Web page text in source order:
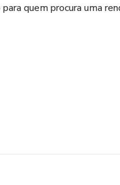
quem procura uma